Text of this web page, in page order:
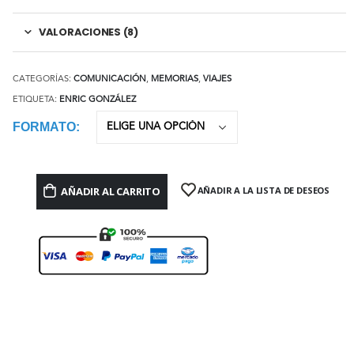
VALORACIONES (8)
CATEGORÍAS: COMUNICACIÓN , MEMORIAS, VIAJES
ETIQUETA: ENRIC GONZÁLEZ
FORMATO
AÑADIR AL CARRITO AÑADIR A LA LISTA DE DESEOS